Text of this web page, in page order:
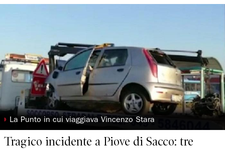
◗ La Punto in cui viaggiava Vincenzo Stara
Tragico incidente a Piove di Sacco: tre